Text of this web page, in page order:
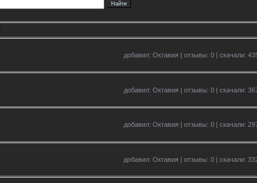
добавил: Октавия | отзывы: 0 | скачали:
добавил: Октавия | отзывы: 0 | скачали:
добавил: Октавия | отзывы: 0 | скачали:
добавил: Октавия | отзывы: 0 | скачали: